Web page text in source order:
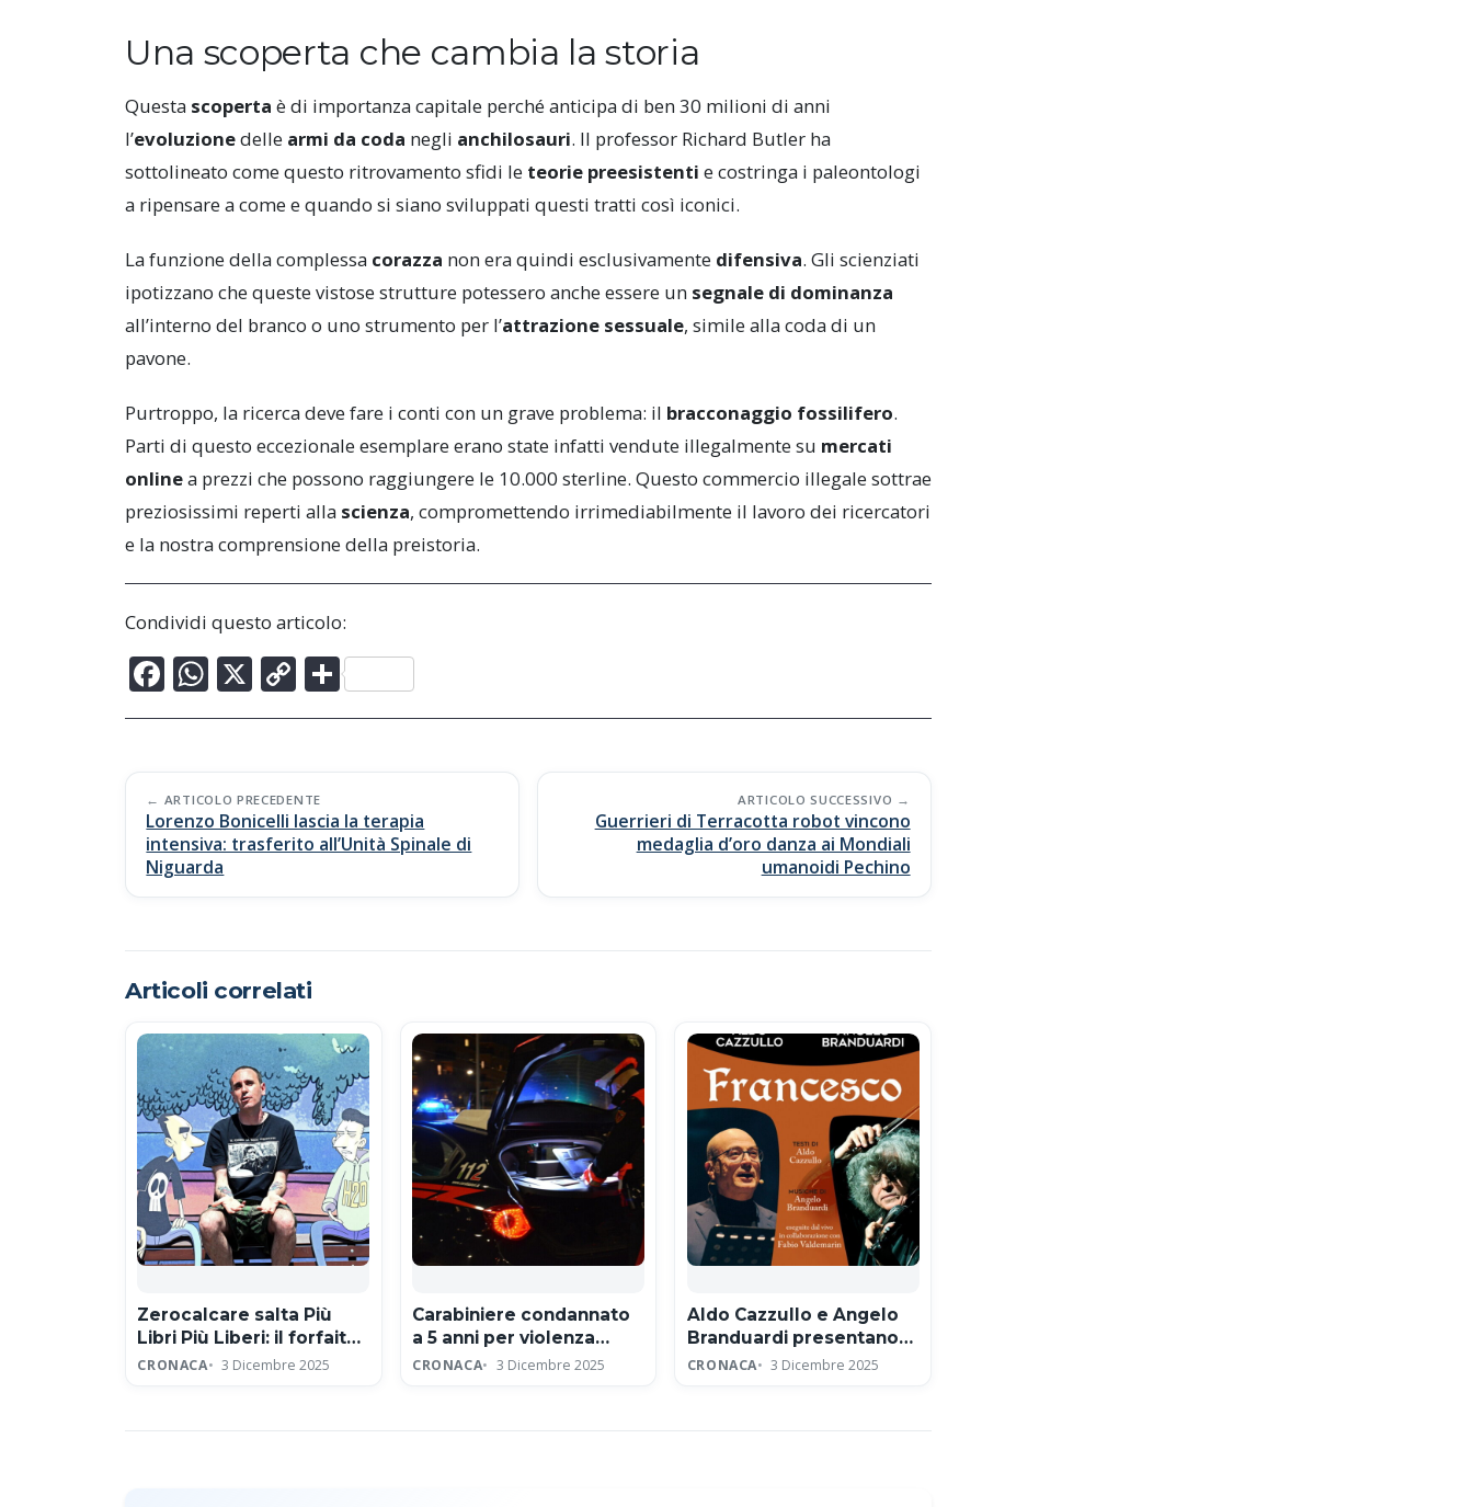
Una scoperta che cambia la storia
Questa scoperta è di importanza capitale perché anticipa di ben 30 milioni di anni
l’evoluzionedelle armi da coda negli anchilosauri. Il professor Richard Butler ha
sottolineato come questo ritrovamento sfidi le teorie preesistenti e costringa i paleontologi
a ripensare a come e quando si siano sviluppati questi tratti così iconici.
La funzione della complessa corazza non era quindi esclusivamente difensiva. Gli scienziati
ipotizzano che queste vistose strutture potessero anche essere un segnale di dominanza
all’interno del branco o uno strumento per l’attrazione sessuale, simile alla coda di un
pavone.
Purtroppo, la ricerca deve fare i conti con un grave problema: il bracconaggio fossilifero.
Parti di questo eccezionale esemplare erano state infatti vendute illegalmente su mercati
onlinea prezzi che possono raggiungere le 10.000 sterline. Questo commercio illegale sottrae
preziosissimi reperti alla scienza, compromettendo irrimediabilmente il lavoro dei ricercatori
e la nostra comprensione della preistoria.
Condividi questo articolo:
F
ac
b
o
o
k
W
h
s
A
p
p
X C
o
y
Li
n
k
C
o
di
vi
di
Post
navigation
ARTICOLO PRECEDENTE
Lorenzo Bonicelli lascia la terapia
intensiva: trasferito all’Unità Spinale di
Niguarda
ARTICOLO SUCCESSIVO
Guerrieri di Terracotta robot vincono
medaglia d’oro danza ai Mondiali
umanoidi Pechino
Articoli correlati
Zerocalcare salta Più
Libri Più Liberi: il forfait
per protesta contro
CRONACA 3 Dicembre 2025
Carabiniere condannato
a 5 anni per violenza
sessuale e concussione
CRONACA 3 Dicembre 2025
Aldo Cazzullo e Angelo
Branduardi presentano
lo spettacolo Francesco
CRONACA 3 Dicembre 2025